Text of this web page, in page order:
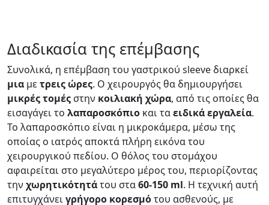
Διαδικασία της επέμβασης
Συνολικά, η επέμβαση του γαστρικού sleeve διαρκεί
μια μετρειςώρες. Ο χειρουργός θα δημιουργήσει
μικρέςτομές στην κοιλιακή χώρα, από τις οποίες θα
εισαγάγει το λαπαροσκόπιο και ταειδικάεργαλεία.
Το λαπαροσκόπιο είναι η μικροκάμερα, μέσω της
οποίας ο ιατρός αποκτά πλήρη εικόνα του
χειρουργικού πεδίου. Ο θόλος του στομάχου
αφαιρείται στο μεγαλύτερο μέρος του, περιορίζοντας
την χωρητικότητάτου στα60-150 ml. Η τεχνική αυτή
επιτυγχάνειγρήγορο κορεσμότου ασθενούς, με